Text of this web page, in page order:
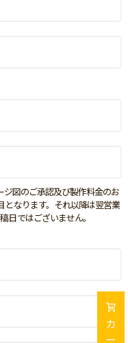
カ
ー
ジ図のご承認及び製作料金のお
となります。それ以降は翌営業
日ではございません。